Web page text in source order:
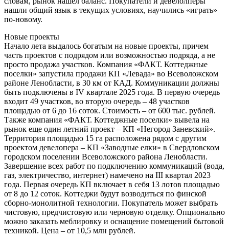
нашли общий язык в текущих условиях, научились «играть»
по-новому.
Новые проекты
Начало лета выдалось богатым на новые проекты, причем
часть проектов с подрядом или возможностью подряда, а не
просто продажа участков. Компания «ФАКТ. Коттеджные
поселки» запустила продажи КП «Левада» во Всеволожском
районе Ленобласти, в 30 км от КАД. Коммуникации должны
быть подключены в IV квартале 2025 года. В первую очередь
входит 49 участков, во вторую очередь – 48 участков
площадью от 6 до 16 соток. Стоимость – от 600 тыс. рублей.
Также компания «ФАКТ. Коттеджные поселки» вывела на
рынок еще один летний проект – КП «Негород Заневский».
Территория площадью 15 га расположена рядом с другим
проектом девелопера – КП «Заводные елки» в Свердловском
городском поселении Всеволожского района Ленобласти.
Завершение всех работ по подключению коммуникаций (вода,
газ, электричество, интернет) намечено на III квартал 2023
года. Первая очередь КП включает в себя 13 лотов площадью
от 8 до 12 соток. Коттеджи будут возводиться по финской
сборно-монолитной технологии. Покупатель может выбрать
чистовую, предчистовую или черновую отделку. Опционально
можно заказать меблировку и оснащение помещений бытовой
техникой. Цена – от 10,5 млн рублей.